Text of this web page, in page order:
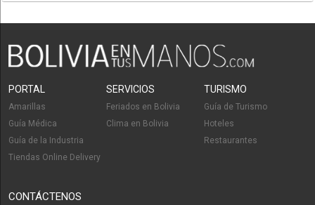
PORTAL
Amarillas
Guía Médica
Guía de la Industria
Tiendas Online Delivery
SERVICIOS
Feriados en Bolivia
Clima en Bolivia
TURISMO
Guía de Turismo
Hoteles
Restaurantes
CONTÁCTENOS